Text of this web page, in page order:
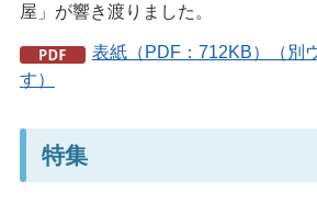
屋」が響き渡りました。
表紙（PDF：712KB）（別
す）
特集